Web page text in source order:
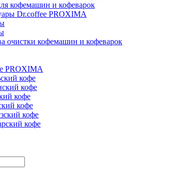
кофемашин и кофеварок
Dr.coffee PROXIMA
очистки кофемашин и кофеварок
PROXIMA
кофе
кофе
кофе
кофе
кофе
кофе